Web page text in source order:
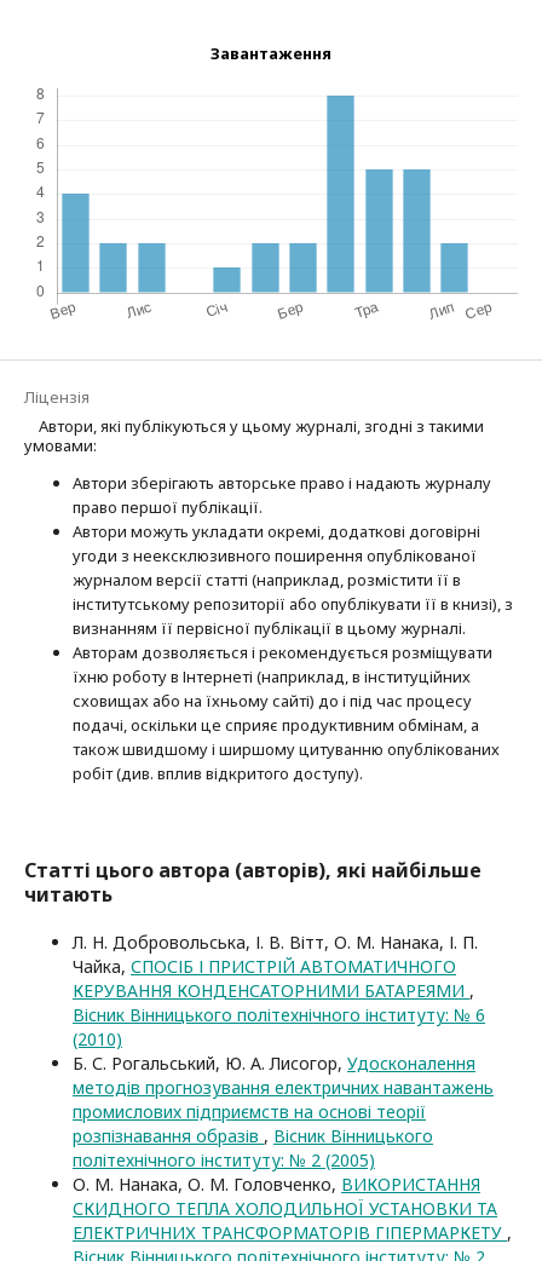
Завантаження
Ліцензія
Автори, які публікуються у цьому журналі, згодні з такими
умовами:
Автори зберігають авторське право і надають журналу
право першої публі­кації.
Автори можуть укладати окремі, додат­кові договірні
угоди з неексклюзив­ного поширення опублікованої
журналом версії статті (наприклад, розмістити її в
інститутському репозиторії або опубліку­вати її в книзі), з
визнанням її первісної публікації в цьому журналі.
Авторам дозволяється і рекомендується розміщувати
їхню роботу в Інтернеті (наприклад, в інституційних
сховищах або на їхньому сайті) до і під час процесу
подачі, оскільки це сприяє продуктивним обмінам, а
також швидшому і ширшому цитуванню опубліко­ва­них
робіт (див. вплив відкритого доступу).
Статті цього автора (авторів), які найбільше
читають
Л. Н. Добровольська, І. В. Вітт, О. М. Нанака, І. П.
Чайка, СПОСІБ І ПРИСТРІЙ АВТОМАТИЧНОГО
КЕРУВАННЯ КОНДЕНСАТОРНИМИ БАТАРЕЯМИ ,
Вісник Вінницького політехнічного інституту: № 6
(2010)
Б. С. Рогальський, Ю. А. Лисогор, Удосконалення
методів прогнозування електричних навантажень
промислових підприємств на основі теорії
розпізнавання образів , Вісник Вінницького
політехнічного інституту: № 2 (2005)
О. М. Нанака, О. М. Головченко, ВИКОРИСТАННЯ
СКИДНОГО ТЕПЛА ХОЛОДИЛЬНОЇ УСТАНОВКИ ТА
ЕЛЕКТРИЧНИХ ТРАНСФОРМАТОРІВ ГІПЕРМАРКЕТУ ,